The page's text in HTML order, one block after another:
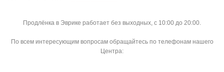
Продлёнка в Эврике работает без выходных, с 10:00 до 20:00.
По всем интересующим вопросам обращайтесь по телефонам нашего
Центра: